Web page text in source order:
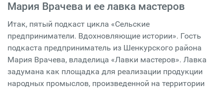
Мария Врачева и ее лавка мастеров
Итак, пятый подкаст цикла «Сельские
предприниматели. Вдохновляющие истории». Гость
подкаста предприниматель из Шенкурского района
Мария Врачева, владелица «Лавки мастеров». Лавка
задумана как площадка для реализации продукции
народных промыслов, произведенной на территории